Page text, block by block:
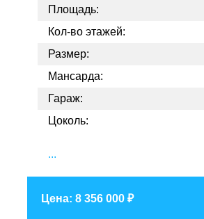
Площадь:
Кол-во этажей:
Размер:
Мансарда:
Гараж:
Цоколь:
...
Цена: 8 356 000 ₽